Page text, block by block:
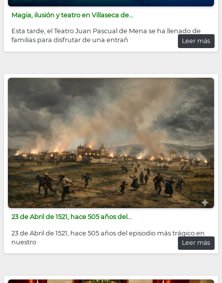
Magia, ilusión y teatro en Villaseca de...
Esta tarde, el Teatro Juan Pascual de Mena se ha llenado de
familias para disfrutar de una entrañ
Leer más
23 de Abril de 1521, hace 505 años del...
23 de Abril de 1521, hace 505 años del episodio más trágico en
nuestro
Leer más